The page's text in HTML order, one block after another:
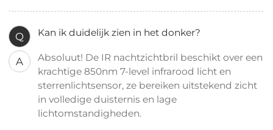
Q Kan ik duidelijk zien in het donker?
A
Absoluut! De IR nachtzichtbril beschikt over een
krachtige 850nm 7-level infrarood licht en
sterrenlichtsensor, ze bereiken uitstekend zicht
in volledige duisternis en lage
lichtomstandigheden.